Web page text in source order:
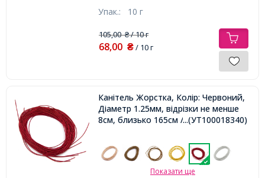
Упак.: 10 г
105,00₴/ 10 г
68,00 ₴/ 10 г
Канітель Жорстка, Колір: Червоний,
Діаметр 1.25мм, відрізки не менше
8см, близько 165см / 10г,...(УТ100018340)
Показати ще